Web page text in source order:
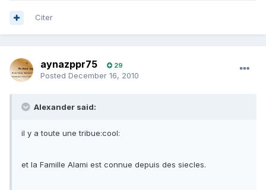
Citer
aynazppr75 29
Posted December 16, 2010
Alexander said:
il y a toute une tribue:cool:
et la Famille Alami est connue depuis des siecles.